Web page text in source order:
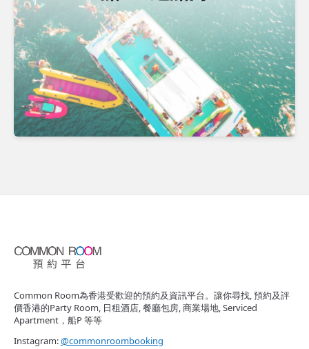
Common Room為香港受歡迎的預約及資訊平台。讓你尋找, 預約及評
價香港的Party Room, 日租酒店, 餐廳包房, 商業場地, Serviced
Apartment，船P 等等
Instagram:@commonroombooking